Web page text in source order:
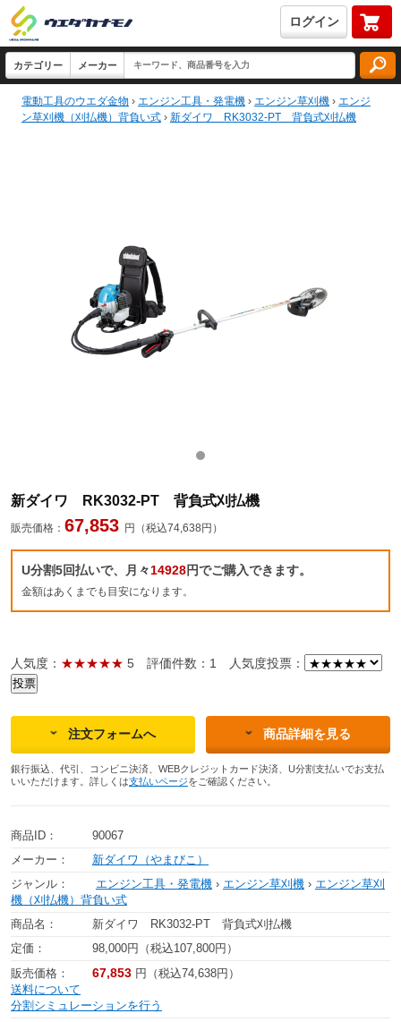
ログイン
電動工具のウエダ金物 › エンジン工具・発電機 › エンジン草刈機 › エンジ
ン草刈機（刈払機）背負い式 › 新ダイワ RK3032-PT 背負式刈払機
新ダイワ RK3032-PT 背負式刈払機
販売価格： 67,853 円（税込74,638円）
U分割5回払いで、月々14928円でご購入できます。
金額はあくまでも目安になります。
人気度： ★★★★★ 5 評価件数：1 人気度投票：
注文フォームへ 商品詳細を見る
銀行振込、代引、コンビニ決済、WEBクレジットカード決済、U分割支払いでお支払
いいただけます。詳しくは支払いページをご確認ください。
商品ID：
90067
メーカー：
新ダイワ（やまびこ）
ジャンル：
エンジン工具・発電機 › エンジン草刈機 › エンジン草刈
機（刈払機）背負い式
商品名：
新ダイワ RK3032-PT 背負式刈払機
定価：
98,000円（税込107,800円）
販売価格：
67,853 円（税込74,638円）
送料について
分割シミュレーションを行う